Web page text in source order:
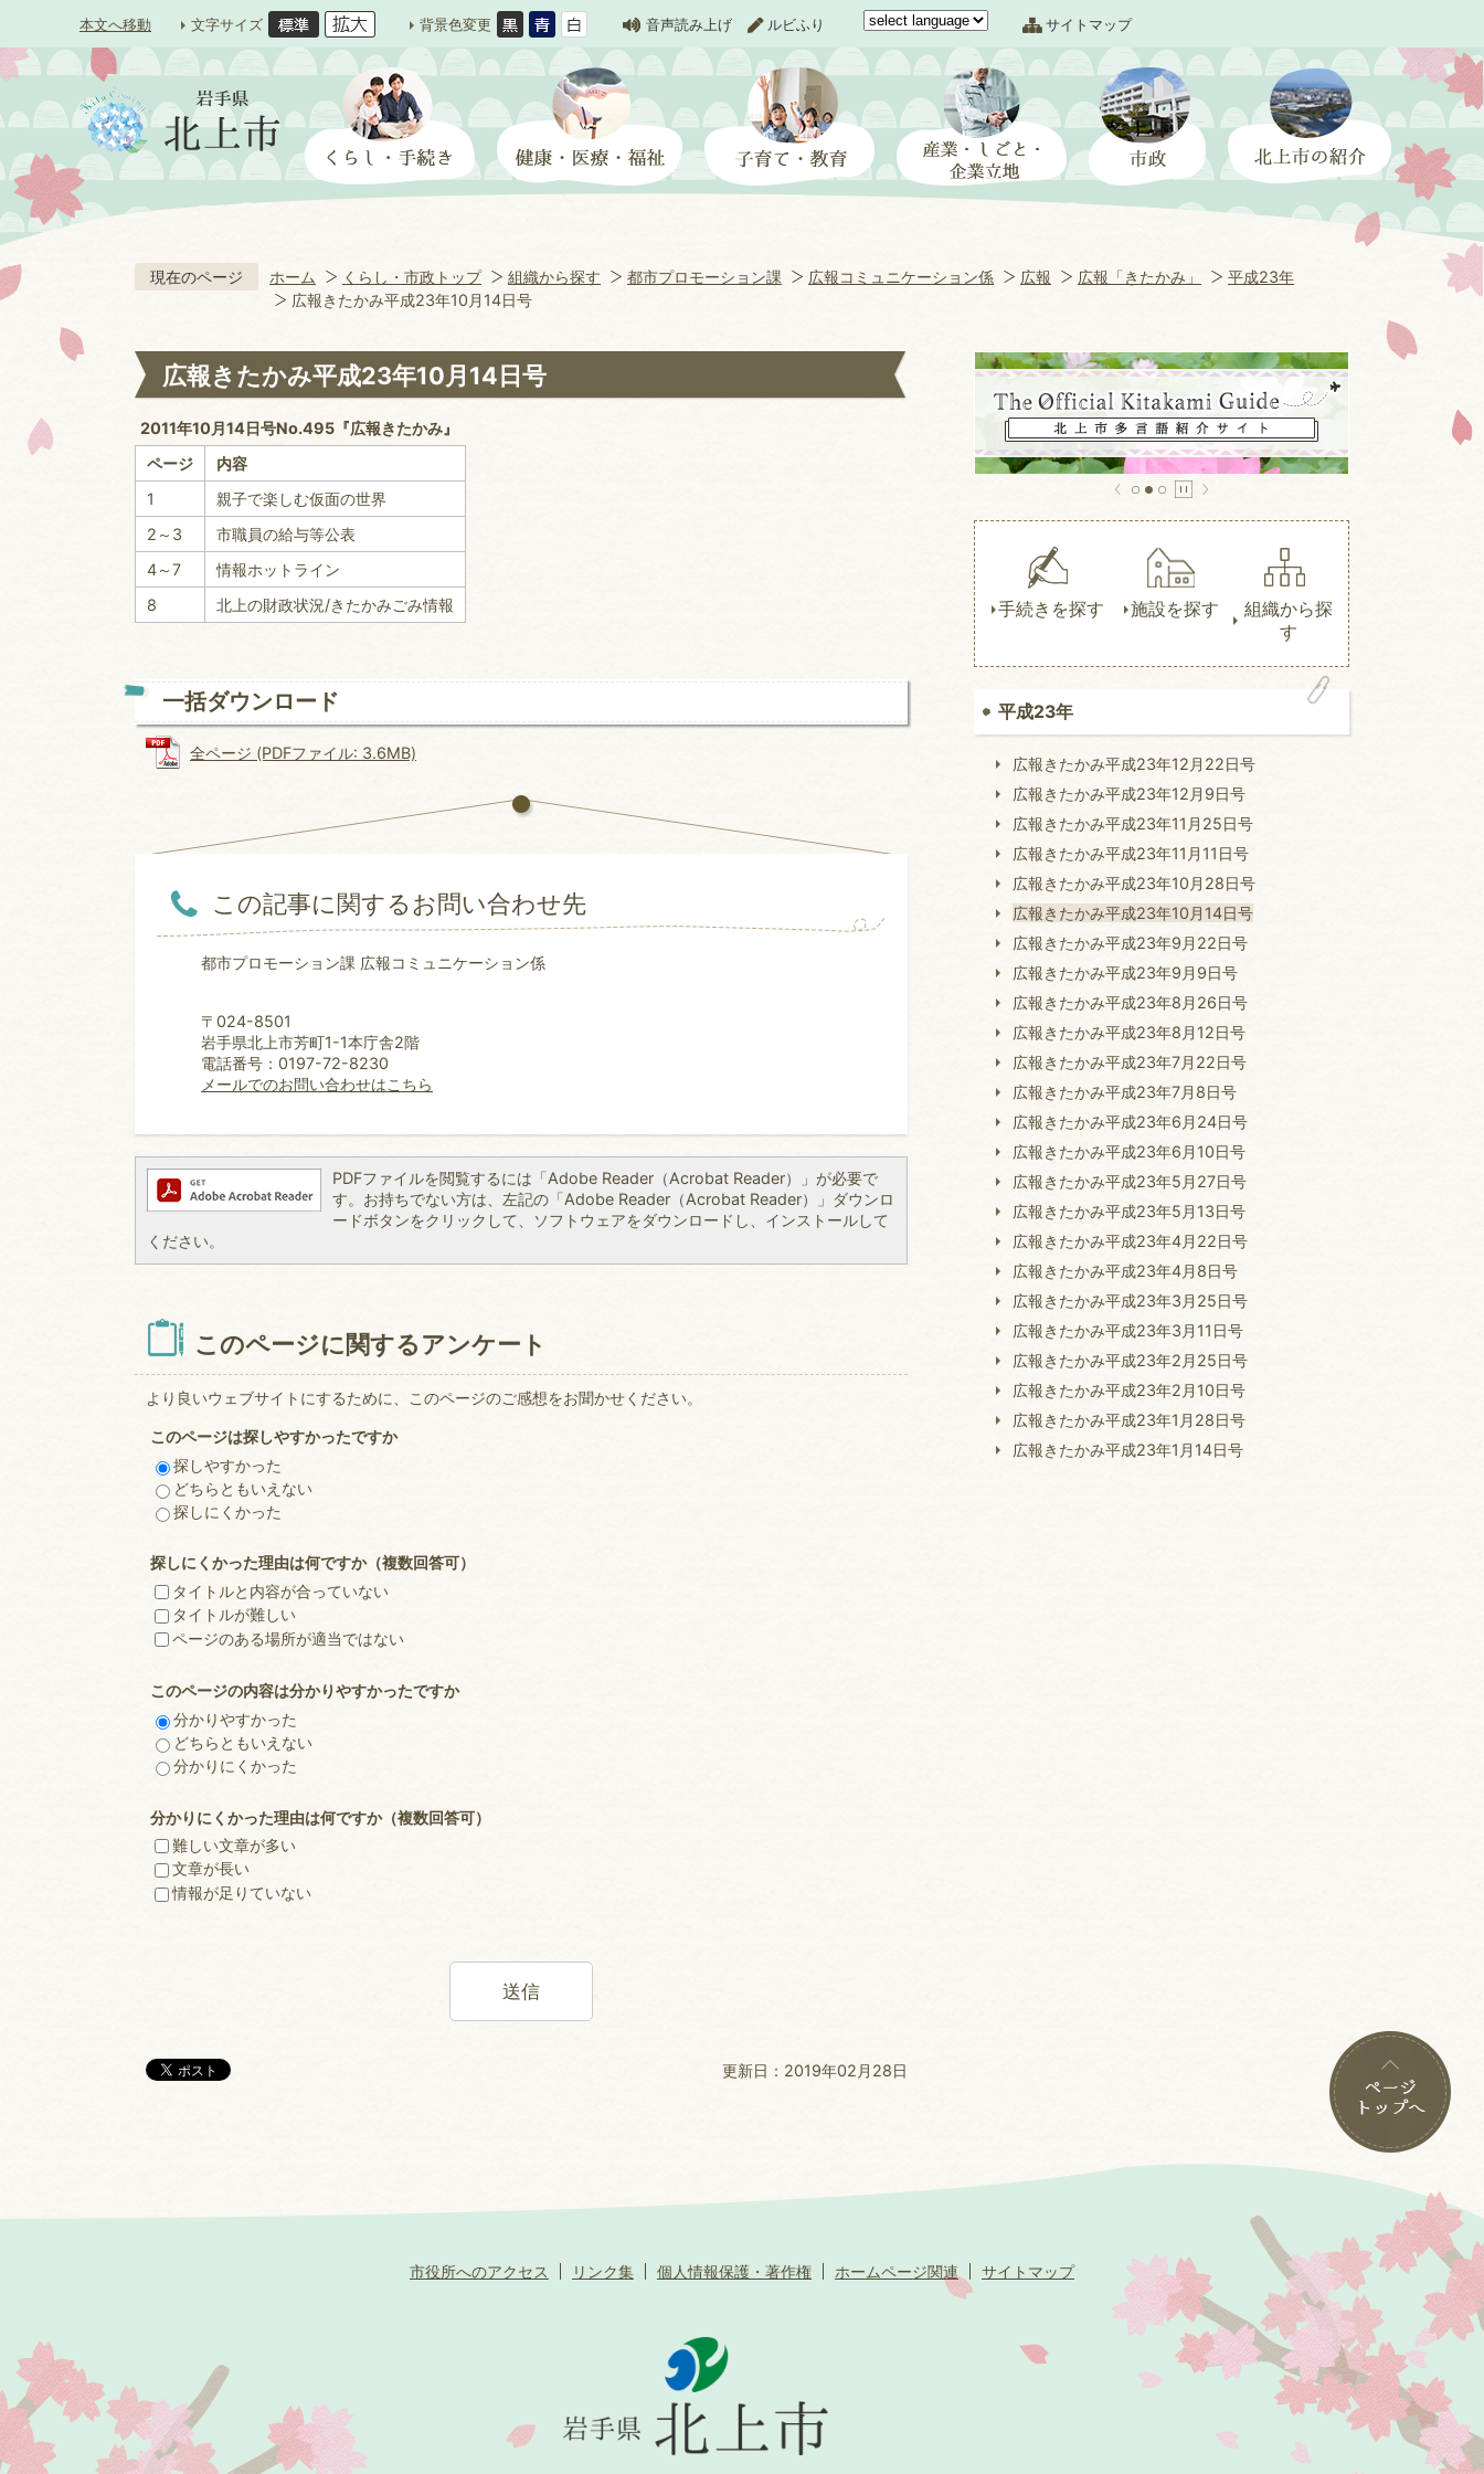
本文へ移動 文字サイズ 背景色変更 音声読み上げ ルビふり サイトマップ
現在のページ ホーム くらし・市政トップ 組織から探す 都市プロモーション課 広報コミュニケーション係 広報 広報「きたかみ」
平成23年
広報きたかみ平成23年10月14日号
広報きたかみ平成23年10月14日号
2011年10月14日号No.495『広報きたかみ』
ページ
内容
1
親子で楽しむ仮面の世界
2～3
市職員の給与等公表
4～7
情報ホットライン
8
北上の財政状況/きたかみごみ情報
一括ダウンロード
全ページ (PDFファイル: 3.6MB)
この記事に関するお問い合わせ先
都市プロモーション課 広報コミュニケーション係
〒024-8501
岩手県北上市芳町1-1本庁舎2階
電話番号：0197-72-8230
メールでのお問い合わせはこちら
PDFファイルを閲覧するには「Adobe Reader（Acrobat Reader）」が必要で
す。お持ちでない方は、左記の「Adobe Reader（Acrobat Reader）」ダウンロ
ードボタンをクリックして、ソフトウェアをダウンロードし、インストールして
ください。
このページに関するアンケート
より良いウェブサイトにするために、このページのご感想をお聞かせください。
このページは探しやすかったですか
探しやすかった
どちらともいえない
探しにくかった
探しにくかった理由は何ですか（複数回答可）
タイトルと内容が合っていない
タイトルが難しい
ページのある場所が適当ではない
このページの内容は分かりやすかったですか
分かりやすかった
どちらともいえない
分かりにくかった
分かりにくかった理由は何ですか（複数回答可）
難しい文章が多い
文章が長い
情報が足りていない
更新日：2019年02月28日
手続きを探す 施設を探す
組織から探
す
平成23年
広報きたかみ平成23年12月22日号
広報きたかみ平成23年12月9日号
広報きたかみ平成23年11月25日号
広報きたかみ平成23年11月11日号
広報きたかみ平成23年10月28日号
広報きたかみ平成23年10月14日号
広報きたかみ平成23年9月22日号
広報きたかみ平成23年9月9日号
広報きたかみ平成23年8月26日号
広報きたかみ平成23年8月12日号
広報きたかみ平成23年7月22日号
広報きたかみ平成23年7月8日号
広報きたかみ平成23年6月24日号
広報きたかみ平成23年6月10日号
広報きたかみ平成23年5月27日号
広報きたかみ平成23年5月13日号
広報きたかみ平成23年4月22日号
広報きたかみ平成23年4月8日号
広報きたかみ平成23年3月25日号
広報きたかみ平成23年3月11日号
広報きたかみ平成23年2月25日号
広報きたかみ平成23年2月10日号
広報きたかみ平成23年1月28日号
広報きたかみ平成23年1月14日号
市役所へのアクセス リンク集 個人情報保護・著作権 ホームページ関連 サイトマップ